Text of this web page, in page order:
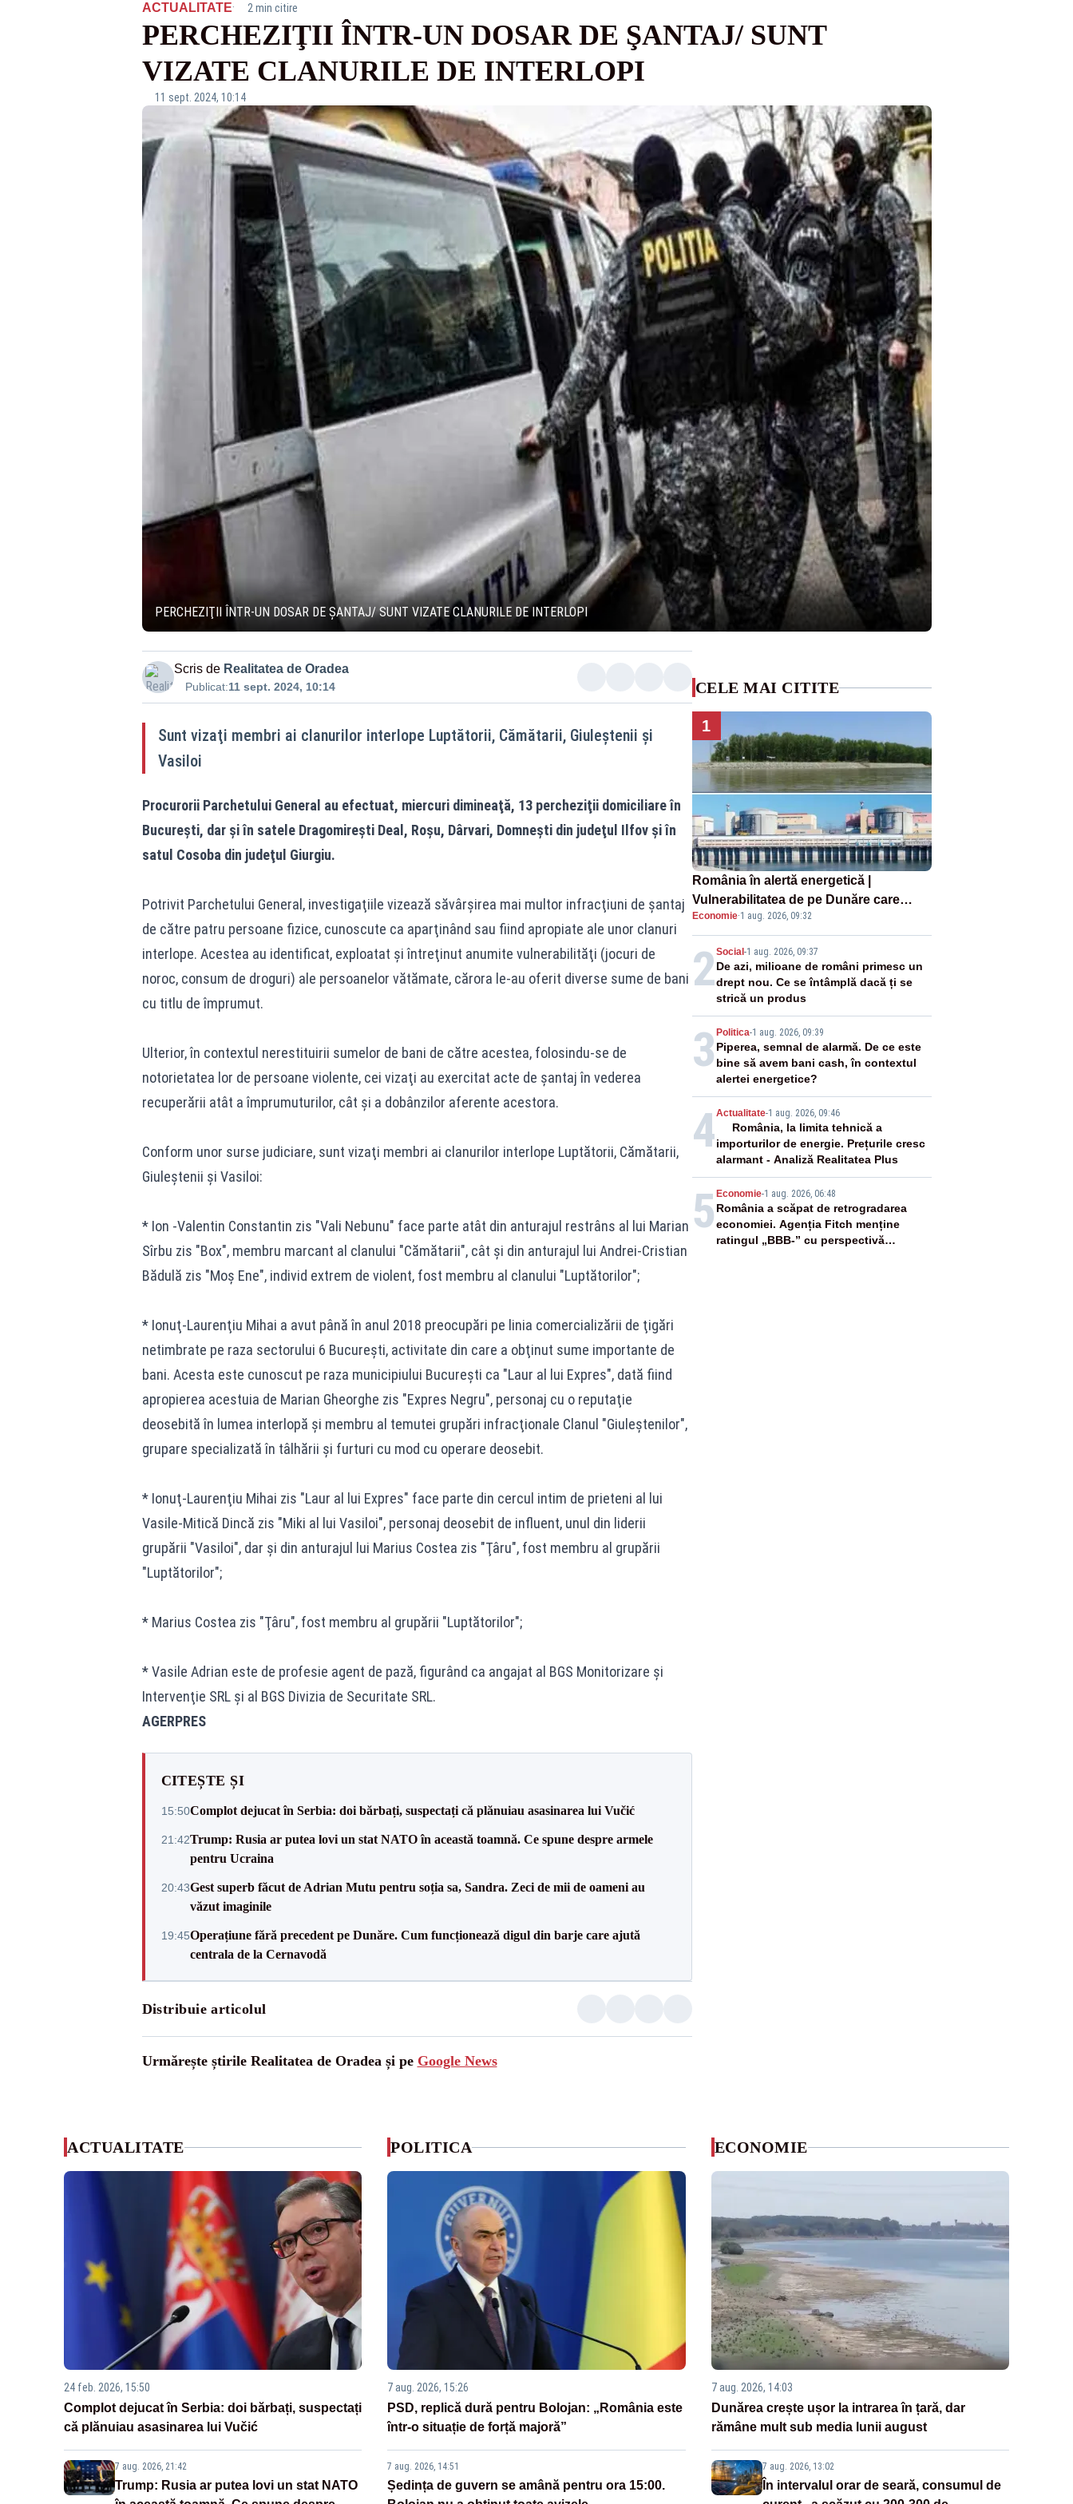
ACTUALITATE· 2 min citire
PERCHEZIŢII ÎNTR-UN DOSAR DE ŞANTAJ/ SUNT
VIZATE CLANURILE DE INTERLOPI
11 sept. 2024, 10:14
PERCHEZIŢII ÎNTR-UN DOSAR DE ŞANTAJ/ SUNT VIZATE CLANURILE DE INTERLOPI
Scris de Realitatea de Oradea
Publicat:11 sept. 2024, 10:14
Sunt vizaţi membri ai clanurilor interlope Luptătorii, Cămătarii, Giuleştenii şi
Vasiloi
Procurorii Parchetului General au efectuat, miercuri dimineaţă, 13 percheziţii domiciliare în
Bucureşti, dar şi în satele Dragomireşti Deal, Roşu, Dârvari, Domneşti din judeţul Ilfov şi în
satul Cosoba din judeţul Giurgiu.
Potrivit Parchetului General, investigaţiile vizează săvârşirea mai multor infracţiuni de şantaj
de către patru persoane fizice, cunoscute ca aparţinând sau fiind apropiate ale unor clanuri
interlope. Acestea au identificat, exploatat şi întreţinut anumite vulnerabilităţi (jocuri de
noroc, consum de droguri) ale persoanelor vătămate, cărora le-au oferit diverse sume de bani
cu titlu de împrumut.
Ulterior, în contextul nerestituirii sumelor de bani de către acestea, folosindu-se de
notorietatea lor de persoane violente, cei vizaţi au exercitat acte de şantaj în vederea
recuperării atât a împrumuturilor, cât şi a dobânzilor aferente acestora.
Conform unor surse judiciare, sunt vizaţi membri ai clanurilor interlope Luptătorii, Cămătarii,
Giuleştenii şi Vasiloi:
* Ion -Valentin Constantin zis "Vali Nebunu" face parte atât din anturajul restrâns al lui Marian
Sîrbu zis "Box", membru marcant al clanului "Cămătarii", cât şi din anturajul lui Andrei-Cristian
Bădulă zis "Moş Ene", individ extrem de violent, fost membru al clanului "Luptătorilor";
* Ionuţ-Laurenţiu Mihai a avut până în anul 2018 preocupări pe linia comercializării de ţigări
netimbrate pe raza sectorului 6 Bucureşti, activitate din care a obţinut sume importante de
bani. Acesta este cunoscut pe raza municipiului Bucureşti ca "Laur al lui Expres", dată fiind
apropierea acestuia de Marian Gheorghe zis "Expres Negru", personaj cu o reputaţie
deosebită în lumea interlopă şi membru al temutei grupări infracţionale Clanul "Giuleştenilor",
grupare specializată în tâlhării şi furturi cu mod cu operare deosebit.
* Ionuţ-Laurenţiu Mihai zis "Laur al lui Expres" face parte din cercul intim de prieteni al lui
Vasile-Mitică Dincă zis "Miki al lui Vasiloi", personaj deosebit de influent, unul din liderii
grupării "Vasiloi", dar şi din anturajul lui Marius Costea zis "Ţâru", fost membru al grupării
"Luptătorilor";
* Marius Costea zis "Ţâru", fost membru al grupării "Luptătorilor";
* Vasile Adrian este de profesie agent de pază, figurând ca angajat al BGS Monitorizare şi
Intervenţie SRL şi al BGS Divizia de Securitate SRL.
AGERPRES
CITEȘTE ȘI
15:50Complot dejucat în Serbia: doi bărbați, suspectați că plănuiau asasinarea lui Vučić
21:42Trump: Rusia ar putea lovi un stat NATO în această toamnă. Ce spune despre armele
pentru Ucraina
20:43Gest superb făcut de Adrian Mutu pentru soția sa, Sandra. Zeci de mii de oameni au
văzut imaginile
19:45Operațiune fără precedent pe Dunăre. Cum funcționează digul din barje care ajută
centrala de la Cernavodă
Distribuie articolul
Urmărește știrile Realitatea de Oradea și pe Google News
CELE MAI CITITE
1
România în alertă energetică |
Vulnerabilitatea de pe Dunăre care
pune în pericol Centrala Cernavodă era
cunoscută de pe vremea lui Ceaușescu
Economie·1 aug. 2026, 09:32
2Social -1 aug. 2026, 09:37
De azi, milioane de români primesc un
drept nou. Ce se întâmplă dacă ți se
strică un produs
3 Politica-1 aug. 2026, 09:39
Piperea, semnal de alarmă. De ce este
bine să avem bani cash, în contextul
alertei energetice?
4Actualitate-1 aug. 2026, 09:46
România, la limita tehnică a
importurilor de energie. Prețurile cresc
alarmant - Analiză Realitatea Plus
5 Economie-1 aug. 2026, 06:48
România a scăpat de retrogradarea
economiei. Agenția Fitch menține
ratingul „BBB-” cu perspectivă
ACTUALITATE
24 feb. 2026, 15:50
Complot dejucat în Serbia: doi bărbați, suspectați
că plănuiau asasinarea lui Vučić
7 aug. 2026, 21:42
Trump: Rusia ar putea lovi un stat NATO
POLITICA
7 aug. 2026, 15:26
PSD, replică dură pentru Bolojan: „România este
într-o situație de forță majoră”
7 aug. 2026, 14:51
Ședința de guvern se amână pentru ora 15:00.
ECONOMIE
7 aug. 2026, 14:03
Dunărea crește ușor la intrarea în țară, dar
rămâne mult sub media lunii august
7 aug. 2026, 13:02
În intervalul orar de seară, consumul de